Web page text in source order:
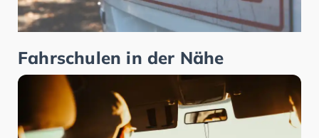
Fahrschulen in der Nähe